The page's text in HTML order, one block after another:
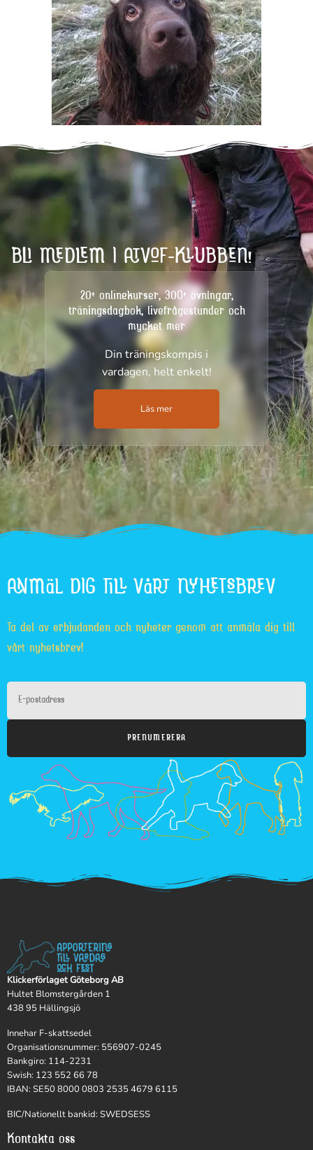
BLI MEDLEM I ATVOF-KLUBBEN!
20+ onlinekurser, 300+ övningar,
träningsdagbok, livefrågestunder och
mycket mer
Din träningskompis i
vardagen, helt enkelt!
Läs mer
ANMÄL DIG TILL VÅRT NYHETSBREV
Ta del av erbjudanden och nyheter genom att anmäla dig till
vårt nyhetsbrev!
PRENUMERERA
Klickerförlaget Göteborg AB
Hultet Blomstergården 1
438 95 Hällingsjö
Innehar F-skattsedel
Organisationsnummer: 556907-0245
Bankgiro: 114-2231
Swish: 123 552 66 78
IBAN: SE50 8000 0803 2535 4679 6115
BIC/Nationellt bankid: SWEDSESS
Kontakta oss